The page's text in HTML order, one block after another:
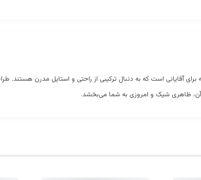
آقایانی است که به دنبال ترکیبی از راحتی و استایل مدرن هستند.
آن، ظاهری شیک و امروزی به شما می‌بخشد.